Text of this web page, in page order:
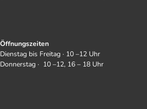
Öffnungszeiten
Dienstag bis Freitag · 10 –12 Uhr
Donnerstag · 10 –12, 16 – 18 Uhr